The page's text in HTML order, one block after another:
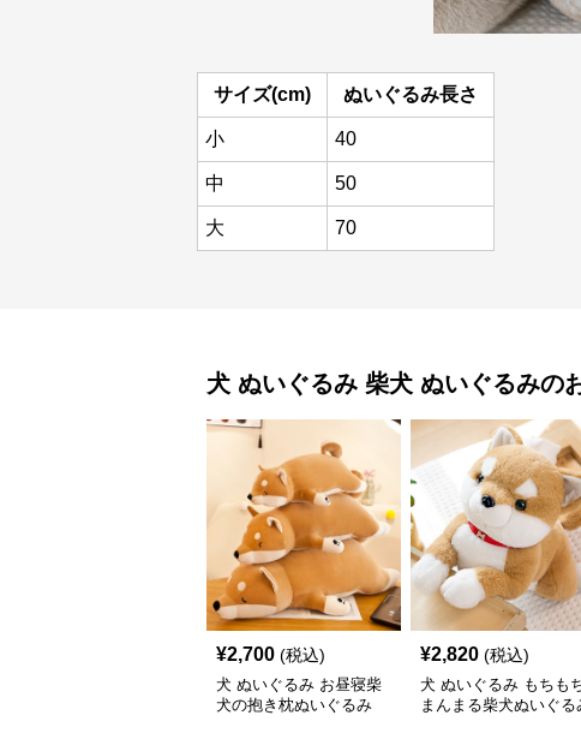
サイズ(cm) ぬいぐるみ長さ
小 40
中 50
大 70
犬 ぬいぐるみ 柴犬 ぬいぐるみの
¥2,700 (税込)
犬 ぬいぐるみ お昼寝柴
犬の抱き枕ぬいぐるみ
¥2,820 (税込)
犬 ぬいぐるみ もちも
まんまる柴犬ぬいぐる